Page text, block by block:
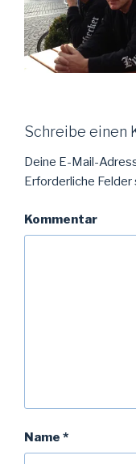
Schreibe einen
Deine E-Mail-
Erforderliche Felder
Kommentar
Name *